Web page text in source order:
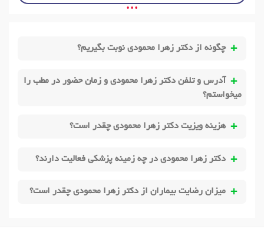
• • •
چگونه از دکتر زهرا محمودی نوبت بگیریم؟
آدرس و تلفن دکتر زهرا محمودی و زمان حضور در مطب را
میخواستم؟
هزینه ویزیت دکتر زهرا محمودی چقدر است؟
دکتر زهرا محمودی در چه زمینه پزشکی فعالیت دارند؟
میزان رضایت بیماران از دکتر زهرا محمودی چقدر است؟